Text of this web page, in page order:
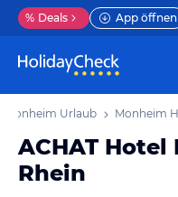
% Deals App öffnen
Monheim Urlaub Monheim
ACHAT
Rhein